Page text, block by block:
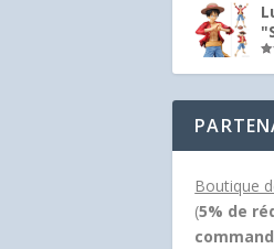
Boutique
(5% de